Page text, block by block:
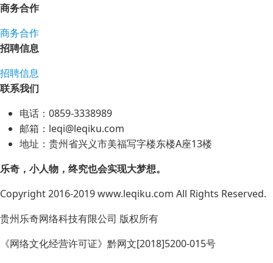
商务合作
商务合作
招聘信息
招聘信息
联系我们
电话：0859-3338989
邮箱：leqi@leqiku.com
地址：贵州省兴义市美福写字楼东楼A座13楼
乐奇，小人物，终究也会实现大梦想。
Copyright 2016-2019 www.leqiku.com All Rights Reserved.
贵州乐奇网络科技有限公司 版权所有
《网络文化经营许可证》黔网文[2018]5200-015号